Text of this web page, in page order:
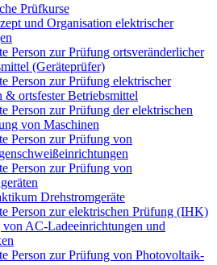
Prüfkurse
und Organisation elektrischer
Person zur Prüfung ortsveränderlicher
(Geräteprüfer)
Person zur Prüfung elektrischer
& ortsfester Betriebsmittel
Person zur Prüfung der elektrischen
von Maschinen
Person zur Prüfung von
Person zur Prüfung von
Drehstromgeräte
Person zur elektrischen Prüfung (IHK)
von AC-Ladeeinrichtungen und
Person zur Prüfung von Photovoltaik-